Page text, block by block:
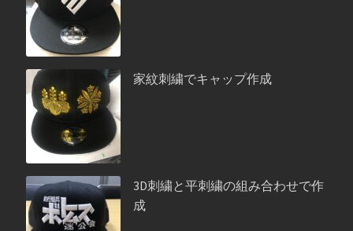
家紋刺繍でキャップ作成
3D刺繍と平刺繍の組み合わせで作
成